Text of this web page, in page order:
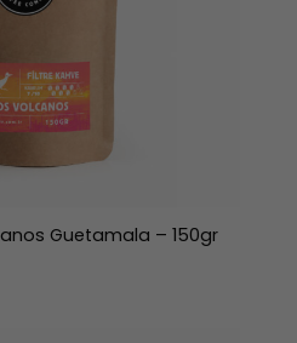
Guetamala – 150gr